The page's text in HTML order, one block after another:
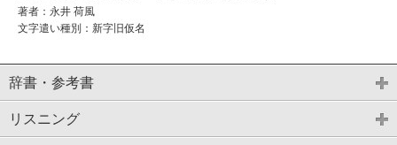
著者：永井 荷風
文字遣い種別：新字旧仮名
辞書・参考書
リスニング